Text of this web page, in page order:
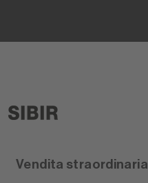
Vendita straordinaria